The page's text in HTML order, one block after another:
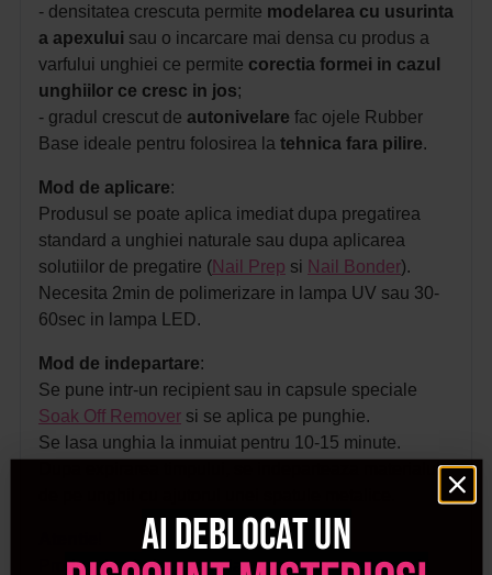
- densitatea crescuta permite modelarea cu usurinta
a apexului sau o incarcare mai densa cu produs a
varfului unghiei ce permite corectia formei in cazul
unghiilor ce cresc in jos;
- gradul crescut de autonivelare fac ojele Rubber
Base ideale pentru folosirea la tehnica fara pilire.
Mod de aplicare:
Produsul se poate aplica imediat dupa pregatirea
standard a unghiei naturale sau dupa aplicarea
solutiilor de pregatire (Nail Prep si Nail Bonder).
Necesita 2min de polimerizare in lampa UV sau 30-
60sec in lampa LED.
Mod de indepartare:
Se pune intr-un recipient sau in capsule speciale
Soak Off Remover si se aplica pe punghie.
Se lasa unghia la inmuiat pentru 10-15 minute.
Dupa expirarea timpului, se indeparteaza materialul
Produsul trebuie pastrat la temperatura ambientala
Ai deblocat un